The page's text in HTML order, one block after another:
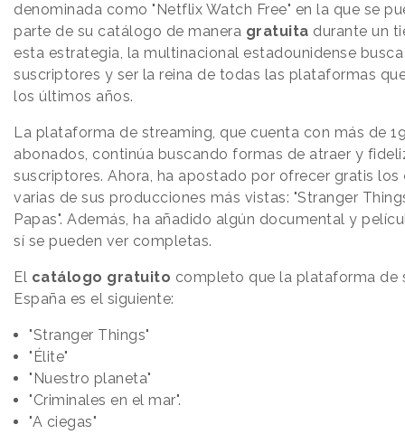
denominada como "Netflix Watch Free" en la que se
parte de su catálogo de manera gratuita durante un
esta estrategia, la multinacional estadounidense
suscriptores y ser la reina de todas las plataformas
los últimos años.
La plataforma de streaming, que cuenta con más de
abonados, continúa buscando formas de atraer y
suscriptores. Ahora, ha apostado por ofrecer gratis los
varias de sus producciones más vistas: "Stranger
Papas". Además, ha añadido algún documental y
sí se pueden ver completas.
El catálogo gratuito completo que la plataforma de
España es el siguiente:
"Stranger Things"
"Élite"
"Nuestro planeta"
"Criminales en el mar".
"A ciegas"